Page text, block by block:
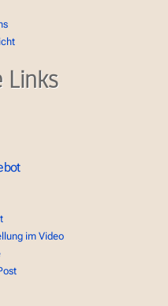
Links
im Video